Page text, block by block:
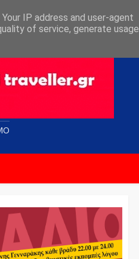
IP address and user-agent
of service, generate usage